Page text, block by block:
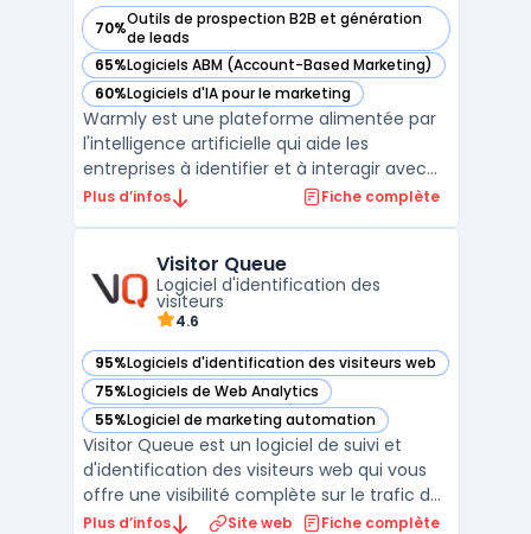
70%Outils de prospection B2B et génération
de leads
— voir Warmly dans cette catégorie
65%Logiciels ABM (Account-Based Marketing)
— voir Warmly dans cette catégorie
60%Logiciels d'IA pour le marketing
— voir Warmly dans cette catégorie
Warmly est une plateforme alimentée par
l'intelligence artificielle qui aide les
entreprises à identifier et à interagir avec
des visiteurs à fort potentiel sur leur site
commerciales et marketing de repérer les
visiteurs anonyme ...
Plus d’infos Fiche complète
Visitor Queue
Logiciel d'identification des
visiteurs
4.6
95%Logiciels d'identification des visiteurs web
— voir Visitor Queue dans cette catégorie
75%Logiciels de Web Analytics
— voir Visitor Queue dans cette catégorie
55%Logiciel de marketing automation
— voir Visitor Queue dans cette catégorie
Visitor Queue est un logiciel de suivi et
d'identification des visiteurs web qui vous
offre une visibilité complète sur le trafic de
votre site internet. Grâce à des
Plus d’infos Site web Fiche complète